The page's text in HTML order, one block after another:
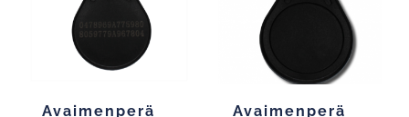
Avaimenperä
Avaimenperä